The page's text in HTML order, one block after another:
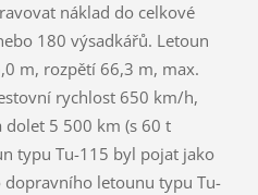
náklad do celkové
180 výsadkářů. Letoun
m, rozpětí 66,3 m, max.
rychlost 650 km/h,
5 500 km (s 60 t
typu Tu-115 byl pojat jako
letounu typu Tu-